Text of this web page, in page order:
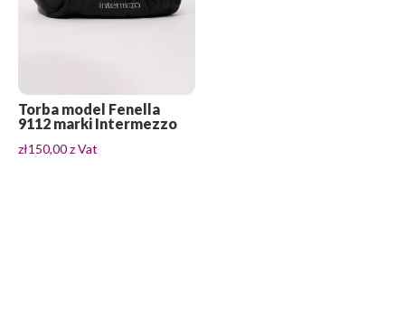
Torba model Fenella
9112 marki Intermezzo
zł150,00z Vat